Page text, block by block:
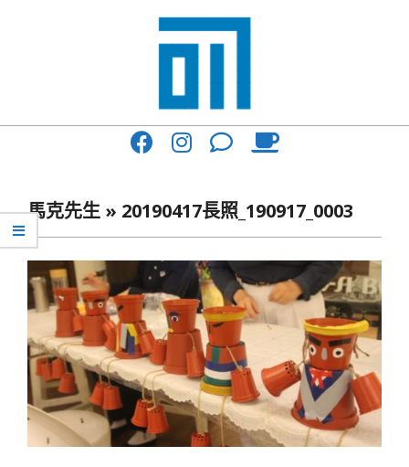
017
與
你
一
起
咖
啡
館
馬克先生 » 20190417長照_190917_0003